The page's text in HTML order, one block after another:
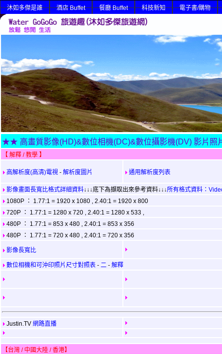
沐如多傑是誰 酒店 Buffet 餐廳 Buffet 科技新知 電子書/購物
★★ 高畫質影像(HD)&數位相機(DC)&數位攝影機(DV) 影片
【 解釋 / 教學 】
高解析度(高清)電視 - 解析度圖片 通用解析度列表
影像畫面長寬比格式詳細資料↓↓↓底下為擷取出來參考資料↓↓↓所有格式資料：
1080P ： 1.77:1 = 1920 x 1080 , 2.40:1 = 1920 x 800
720P ： 1.77:1 = 1280 x 720 , 2.40:1 = 1280 x 533 ,
480P ： 1.77:1 = 853 x 480 , 2.40:1 = 853 x 356
480P ： 1.77:1 = 720 x 480 , 2.40:1 = 720 x 356
影像長寬比
數位相機和可沖印照片尺寸對照表 - 二 - 解釋
Justin.TV 網路直播
【台灣 / 中國大陸 / 香港】